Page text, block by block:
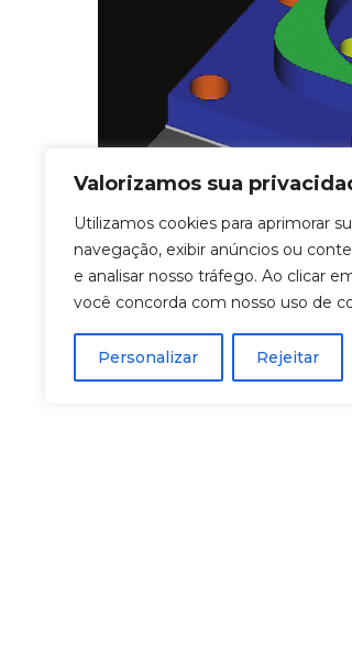
Valorizamos sua
Utilizamos cookies para aprimorar
navegação, exibir anúncios ou
e analisar nosso tráfego. Ao clicar
você concorda com nosso uso de
Personalizar Rejeitar